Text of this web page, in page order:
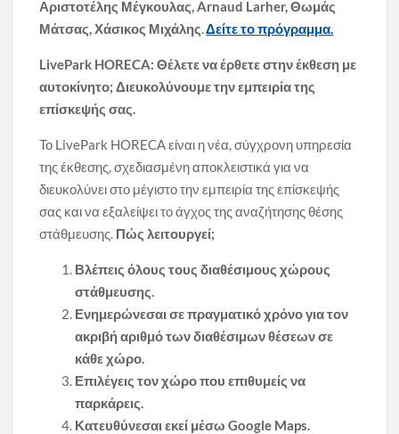
Αριστοτέλης Μέγκουλας,Arnaud Larher,Θωμάς
Μάτσας, Χάσικος Μιχάλης.Δείτε το πρόγραμμα.
LivePark HORECA: Θέλετε να έρθετε στην έκθεση με
αυτοκίνητο; Διευκολύνουμε την εμπειρία της
επίσκεψής σας.
Το LivePark HORECA είναι η νέα, σύγχρονη υπηρεσία
της έκθεσης, σχεδιασμένη αποκλειστικά για να
διευκολύνει στο μέγιστο την εμπειρία της επίσκεψής
σας και να εξαλείψει το άγχος της αναζήτησης θέσης
στάθμευσης. Πώς λειτουργεί;
Βλέπεις όλους τους διαθέσιμους χώρους
στάθμευσης.
Ενημερώνεσαι σε πραγματικό χρόνο για τον
ακριβή αριθμό των διαθέσιμων θέσεων σε
κάθε χώρο.
Επιλέγεις τον χώρο που επιθυμείς να
παρκάρεις.
Κατευθύνεσαι εκεί μέσω Google Maps.